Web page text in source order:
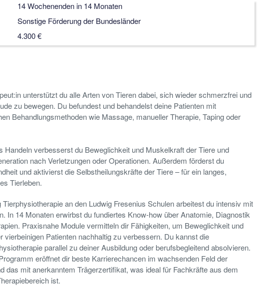
14 Wochenenden in 14 Monaten
Sonstige Förderung der Bundesländer
4.300 €
unterstützt du alle Arten von Tieren dabei, sich wieder schmerzfrei und
zu bewegen. Du befundest und behandelst deine Patienten mit
Behandlungsmethoden wie Massage, manueller Therapie, Taping oder
Handeln verbesserst du Beweglichkeit und Muskelkraft der Tiere und
nach Verletzungen oder Operationen. Außerdem förderst du
und aktivierst die Selbstheilungskräfte der Tiere – für ein langes,
Tierleben.
Tierphysiotherapie an den Ludwig Fresenius Schulen arbeitest du intensiv mit
In 14 Monaten erwirbst du fundiertes Know-how über Anatomie, Diagnostik
Praxisnahe Module vermitteln dir Fähigkeiten, um Beweglichkeit und
vierbeinigen Patienten nachhaltig zu verbessern. Du kannst die
parallel zu deiner Ausbildung oder berufsbegleitend absolvieren.
eröffnet dir beste Karrierechancen im wachsenden Feld der
das mit anerkanntem Trägerzertifikat, was ideal für Fachkräfte aus dem
ist.